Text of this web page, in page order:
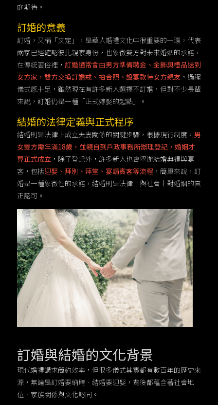
庭期待。
訂婚的意義
訂婚，又稱「文定」，是華人婚禮文化中很重要的一環，代表
兩家已經確認彼此親家身份，也象徵雙方對未來婚姻的承諾，
在傳統習俗裡， 訂婚通常會由男方準備聘金、金飾與禮品送到
女方家，雙方交換訂婚戒、拍合照、設宴款待女方親友 ，過程
儀式感十足，雖然現在有許多新人選擇不訂婚，但對不少長輩
來說，訂婚仍是一種「正式嫁娶的起點」。
結婚的法律定義與正式程序
結婚則是法律上成立夫妻關係的關鍵步驟，根據現行制度， 男
女雙方需年滿18歲，並親自到戶政事務所辦理登記，婚姻才
算正式成立 ，除了登記外，許多新人也會舉辦結婚典禮與宴
客，包括迎娶、拜別、拜堂、宴請賓客等流程 ，簡單來說，訂
婚是一種象徵性的承諾，結婚則是法律上與社會上對婚姻的真
正認可。
訂婚與結婚的文化背景
現代婚禮講求簡約效率，但很多儀式其實都有數百年的歷史來
源，無論是訂婚要納聘、結婚要迎娶，背後都蘊含著社會地
位、家族關係與文化認同。